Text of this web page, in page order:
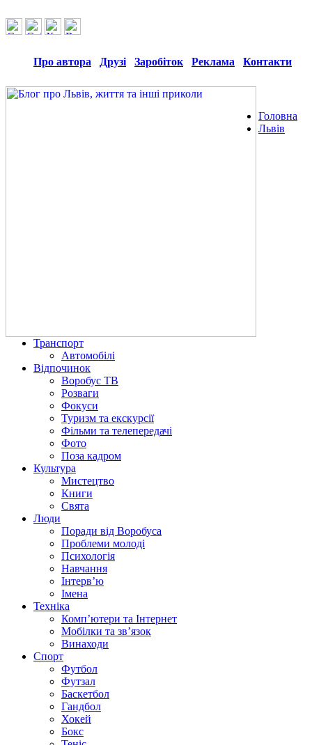
Про автора Друзі Заробіток Реклама Контакти
Головна
Львів
Транспорт
Автомобілі
Відпочинок
Воробус ТВ
Розваги
Фокуси
Туризм та екскурсії
Фільми та телепередачі
Фото
Поза кадром
Культура
Мистецтво
Книги
Свята
Люди
Поради від Воробуса
Проблеми молоді
Психологія
Навчання
Інтерв’ю
Імена
Техніка
Комп’ютери та Інтернет
Мобілки та зв’язок
Винаходи
Спорт
Футбол
Футзал
Баскетбол
Гандбол
Хокей
Бокс